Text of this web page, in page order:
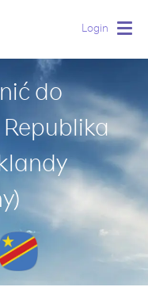
Login
do